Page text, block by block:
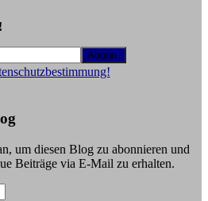
um diesen Blog zu abonnieren und
Beiträge via E-Mail zu erhalten.